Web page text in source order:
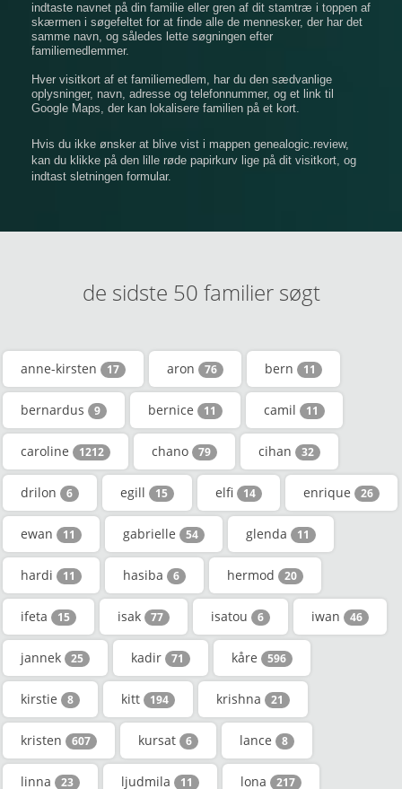
indtaste navnet på din familie eller gren af ​​dit stamtræ i toppen af
​​skærmen i søgefeltet for at finde alle de mennesker, der har det
samme navn, og således lette søgningen efter
familiemedlemmer.
Hver visitkort af et familiemedlem, har du den sædvanlige
oplysninger, navn, adresse og telefonnummer, og et link til
Google Maps, der kan lokalisere familien på et kort.
Hvis du ikke ønsker at blive vist i mappen genealogic.review,
kan du klikke på den lille røde papirkurv lige på dit visitkort, og
indtast sletningen formular.
de sidste 50 familier søgt
anne-kirsten 17 aron 76 bern 11
bernardus 9 bernice 11 camil 11
caroline 1212 chano 79 cihan 32
drilon 6 egill 15 elfi 14 enrique 26
ewan 11 gabrielle 54 glenda 11
hardi 11 hasiba 6 hermod 20
ifeta 15 isak 77 isatou 6 iwan 46
jannek 25 kadir 71 kåre 596
kirstie 8 kitt 194 krishna 21
kristen 607 kursat 6 lance 8
linna 23 ljudmila 11 lona 217